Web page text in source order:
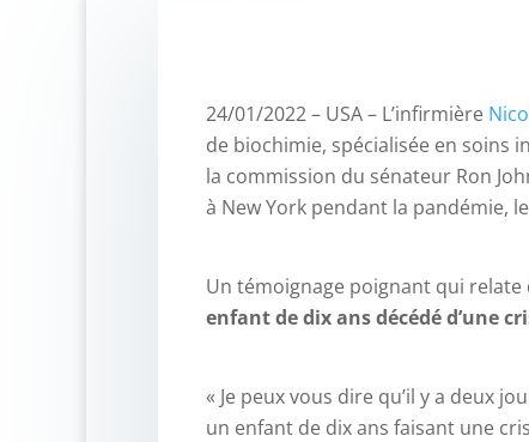
24/01/2022 – USA – L’infirmière
de biochimie, spécialisée en
la commission du sénateur Ron
à New York pendant la pandémie,
Un témoignage poignant qui relate
enfant de dix ans décédé d’une
« Je peux vous dire qu’il y a deux
un enfant de dix ans faisant une